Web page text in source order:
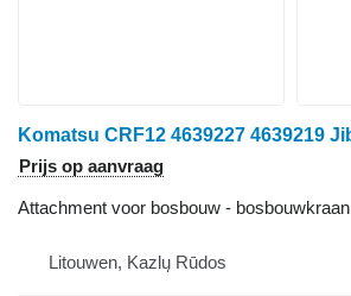
Prijs op aanvraag
Attachment voor bosbouw - bosbouwkraan
Litouwen, Kazlų Rūdos